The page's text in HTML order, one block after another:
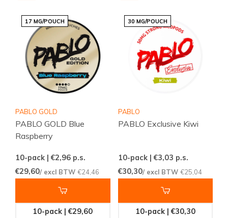
17 MG/POUCH
PABLO GOLD
PABLO GOLD Blue
Raspberry
10-pack | €2,96 p.s.
€29,60/ excl BTW €24,46
10-pack | €29,60
30 MG/POUCH
PABLO
PABLO Exclusive Kiwi
10-pack | €3,03 p.s.
€30,30/ excl BTW €25,04
10-pack | €30,30